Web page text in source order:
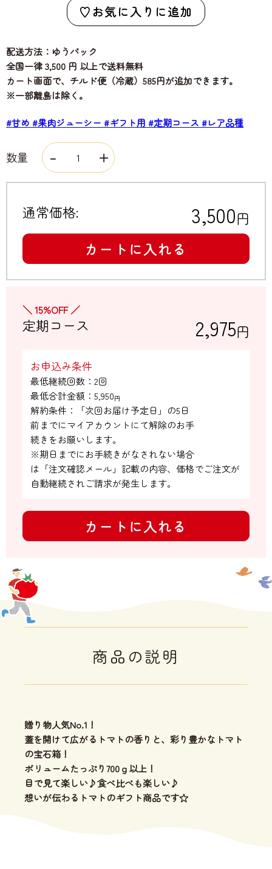
お気に入りに追加
配送方法：ゆうパック
全国一律 3,500 円 以上で送料無料
カート画面で、チルド便（冷蔵）585円が追加できます。
※一部離島は除く。
#甘め #果肉ジューシー #ギフト用 #定期コース #レア品種
数量
通常価格: 3,500円
カートに入れる
＼ 15%OFF ／
定期コース 2,975円
お申込み条件
最低継続回数：2回
最低合計金額： 5,950円
解約条件：「次回お届け予定日」の5日
前までにマイアカウントにて解除のお手
続きをお願いします。
※期日までにお手続きがなされない場合
は「注文確認メール」記載の内容、価格でご注文が
自動継続されご請求が発生します。
カートに入れる
商品の説明
贈り物人気No.1！
蓋を開けて広がるトマトの香りと、彩り豊かなトマト
の宝石箱！
ボリュームたっぷり700ｇ以上！
目で見て楽しい♪食べ比べも楽しい♪
想いが伝わるトマトのギフト商品です☆